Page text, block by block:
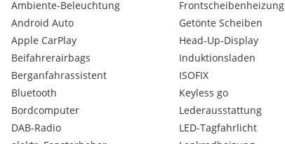
Ambiente-Beleuchtung
Android Auto
Apple CarPlay
Beifahrerairbags
Berganfahrassistent
Bluetooth
Bordcomputer
DAB-Radio
Frontscheibenheizung
Getönte Scheiben
Head-Up-Display
Induktionsladen
ISOFIX
Keyless go
Lederausstattung
LED-Tagfahrlicht